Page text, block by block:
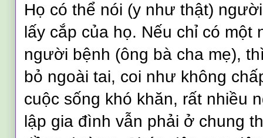
Họ có thể nói (y như thật)
lấy cắp của họ. Nếu chỉ có một
người bệnh (ông bà cha mẹ),
bỏ ngoài tai, coi như không
cuộc sống khó khăn, rất nhiều
lập gia đình vẫn phải ở chung